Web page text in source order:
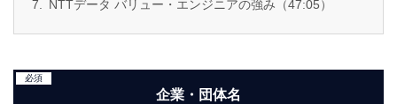
NTTデータ バリュー・エンジニアの強み（47:05）
企業・団体名
必須